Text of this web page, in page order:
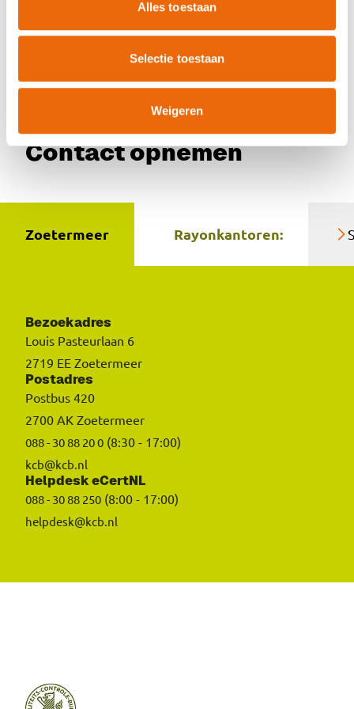
Alles toestaan
Selectie toestaan
Weigeren
wijzigingen, kunt u contact opnemen met afd.
Product- & Controlezaken van het KCB (p&c@kcb.nl).
Contact opnemen
Zoetermeer Rayonkantoren:
Bezoekadres
Louis Pasteurlaan 6
2719 EE Zoetermeer
Postadres
Postbus 420
2700 AK Zoetermeer
088 - 30 88 20 0 (8:30 - 17:00)
kcb@kcb.nl
Helpdesk eCertNL
088 - 30 88 250 (8:00 - 17:00)
helpdesk@kcb.nl